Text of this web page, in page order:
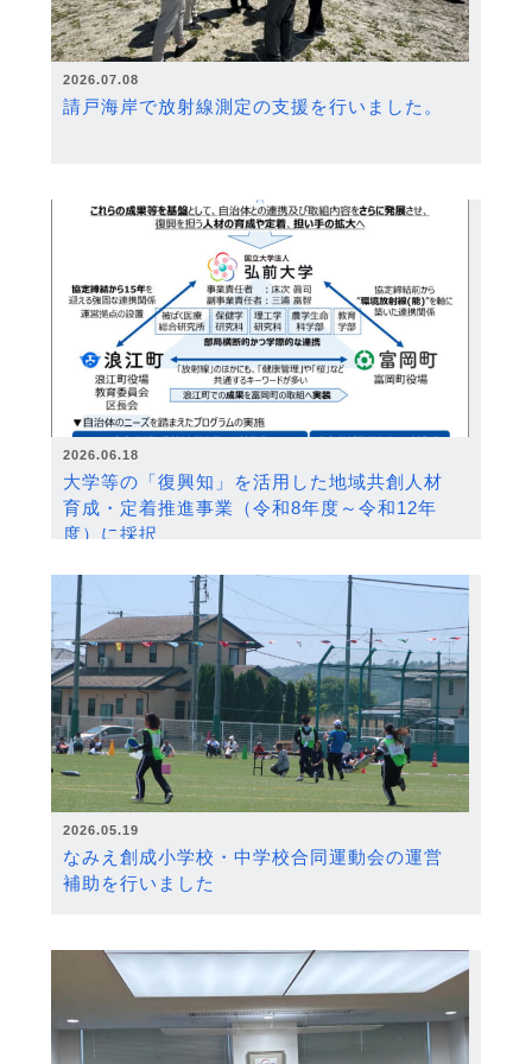
2026.07.08
請戸海岸で放射線測定の支援を行いました。
2026.06.18
大学等の「復興知」を活用した地域共創人材
育成・定着推進事業（令和8年度～令和12年
度）に採択
2026.05.19
なみえ創成小学校・中学校合同運動会の運営
補助を行いました